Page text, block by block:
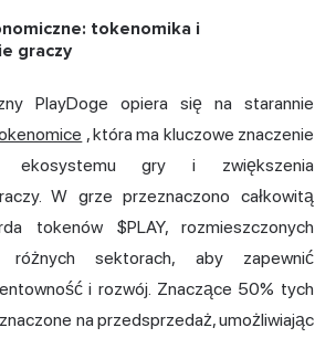
tokenomika i
graczy
PlayDoge opiera się na starannie
, która ma kluczowe znaczenie
ekosystemu gry i zwiększenia
W grze przeznaczono całkowitą
tokenów $PLAY, rozmieszczonych
sektorach, aby zapewnić
i rozwój. Znaczące 50% tych
na przedsprzedaż, umożliwiając